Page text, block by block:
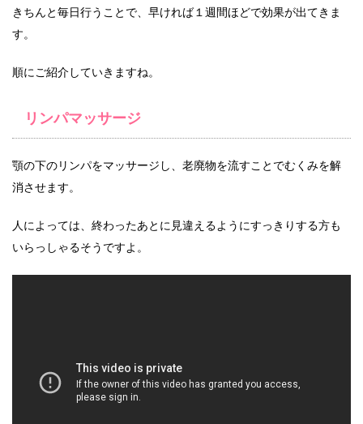
きちんと毎日行うことで、早ければ１週間ほどで効果が出てきま
す。
順にご紹介していきますね。
リンパマッサージ
顎の下のリンパをマッサージし、老廃物を流すことでむくみを解
消させます。
人によっては、終わったあとに見違えるようにすっきりする方も
いらっしゃるそうですよ。